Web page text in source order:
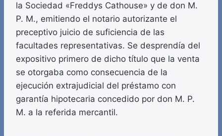
la Sociedad «Freddys Cathouse» y de don M.
P. M., emitiendo el notario autorizante el
preceptivo juicio de suficiencia de las
facultades representativas. Se desprendía del
expositivo primero de dicho título que la venta
se otorgaba como consecuencia de la
ejecución extrajudicial del préstamo con
garantía hipotecaria concedido por don M. P.
M. a la referida mercantil.